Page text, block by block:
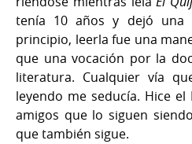
tenía 10 años y dejó una
principio, leerla fue una
que una vocación por la
literatura. Cualquier vía
leyendo me seducía. Hice
amigos que lo siguen
que también sigue.